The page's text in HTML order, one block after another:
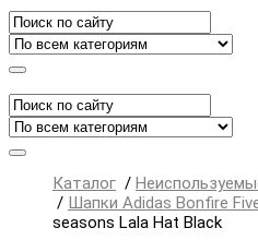
Каталог /
/ Шапки Adidas Bonfire
seasons Lala Hat Black